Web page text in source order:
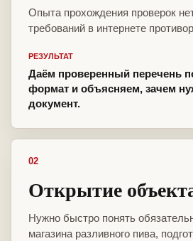
Опыта прохождения проверок
требований в интернете
РЕЗУЛЬТАТ
Даём проверенный перечень
формат и объясняем, зачем
документ.
02
Открытие
Нужно быстро понять
магазина разливного пива,